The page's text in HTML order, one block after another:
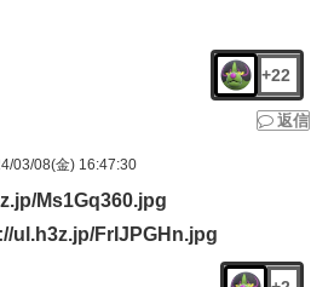
+22
返信
03/08(金) 16:47:30
Ms1Gq360.jpg
FrIJPGHn.jpg